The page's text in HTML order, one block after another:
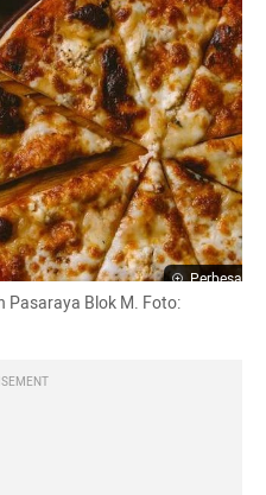
Perbesar
Pasaraya Blok M. Foto: